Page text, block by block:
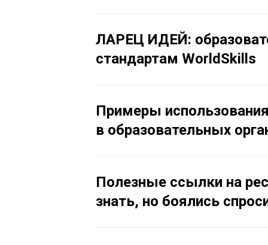
ЛАРЕЦ ИДЕЙ:
стандартам WorldSkills
Примеры использования
в образовательных
Полезные ссылки на
знать, но боялись